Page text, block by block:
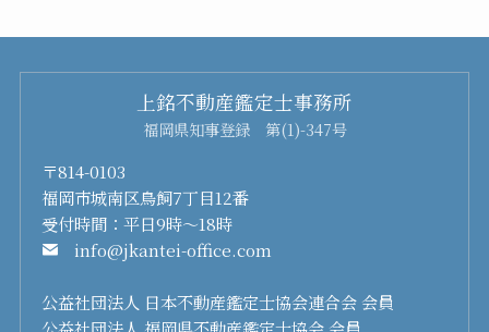
上銘不動産鑑定士事務所
福岡県知事登録 第(1)-347号
〒814-0103
福岡市城南区鳥飼7丁目12番
受付時間：平日9時～18時
info@jkantei-office.com
公益社団法人 日本不動産鑑定士協会連合会 会員